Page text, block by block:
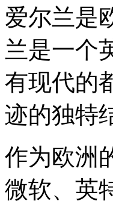
爱尔兰是
兰是一个
有现代的
迹的独特
作为欧洲
微软、英